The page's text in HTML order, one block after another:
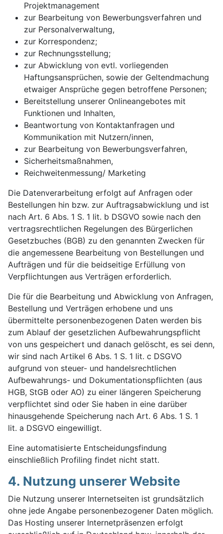
Projektmanagement
zur Bearbeitung von Bewerbungsverfahren und
zur Personalverwaltung,
zur Korrespondenz;
zur Rechnungsstellung;
zur Abwicklung von evtl. vorliegenden
Haftungsansprüchen, sowie der Geltendmachung
etwaiger Ansprüche gegen betroffene Personen;
Bereitstellung unserer Onlineangebotes mit
Funktionen und Inhalten,
Beantwortung von Kontaktanfragen und
Kommunikation mit Nutzern/innen,
zur Bearbeitung von Bewerbungsverfahren,
Sicherheitsmaßnahmen,
Reichweitenmessung/ Marketing
Die Datenverarbeitung erfolgt auf Anfragen oder
Bestellungen hin bzw. zur Auftragsabwicklung und ist
nach Art. 6 Abs. 1 S. 1 lit. b DSGVO sowie nach den
vertragsrechtlichen Regelungen des Bürgerlichen
Gesetzbuches (BGB) zu den genannten Zwecken für
die angemessene Bearbeitung von Bestellungen und
Aufträgen und für die beidseitige Erfüllung von
Verpflichtungen aus Verträgen erforderlich.
Die für die Bearbeitung und Abwicklung von Anfragen,
Bestellung und Verträgen erhobene und uns
übermittelte personenbezogenen Daten werden bis
zum Ablauf der gesetzlichen Aufbewahrungspflicht
von uns gespeichert und danach gelöscht, es sei denn,
wir sind nach Artikel 6 Abs. 1 S. 1 lit. c DSGVO
aufgrund von steuer- und handelsrechtlichen
Aufbewahrungs- und Dokumentationspflichten (aus
HGB, StGB oder AO) zu einer längeren Speicherung
verpflichtet sind oder Sie haben in eine darüber
hinausgehende Speicherung nach Art. 6 Abs. 1 S. 1
lit. a DSGVO eingewilligt.
Eine automatisierte Entscheidungsfindung
einschließlich Profiling findet nicht statt.
4. Nutzung unserer Website
Die Nutzung unserer Internetseiten ist grundsätzlich
ohne jede Angabe personenbezogener Daten möglich.
Das Hosting unserer Internetpräsenzen erfolgt